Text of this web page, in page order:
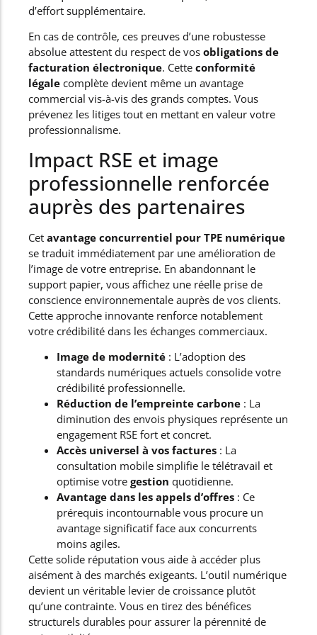
d’effort supplémentaire.
En cas de contrôle, ces preuves d’une robustesse
absolue attestent du respect de vos obligations de
facturation électronique. Cette conformité
légale complète devient même un avantage
commercial vis-à-vis des grands comptes. Vous
prévenez les litiges tout en mettant en valeur votre
professionnalisme.
Impact RSE et image
professionnelle renforcée
auprès des partenaires
Cet avantage concurrentiel pour TPE numérique
se traduit immédiatement par une amélioration de
l’image de votre entreprise. En abandonnant le
support papier, vous affichez une réelle prise de
conscience environnementale auprès de vos clients.
Cette approche innovante renforce notablement
votre crédibilité dans les échanges commerciaux.
Image de modernité : L’adoption des
standards numériques actuels consolide votre
crédibilité professionnelle.
Réduction de l’empreinte carbone : La
diminution des envois physiques représente un
engagement RSE fort et concret.
Accès universel à vos factures : La
consultation mobile simplifie le télétravail et
optimise votre gestion quotidienne.
Avantage dans les appels d’offres : Ce
prérequis incontournable vous procure un
avantage significatif face aux concurrents
moins agiles.
Cette solide réputation vous aide à accéder plus
aisément à des marchés exigeants. L’outil numérique
devient un véritable levier de croissance plutôt
qu’une contrainte. Vous en tirez des bénéfices
structurels durables pour assurer la pérennité de